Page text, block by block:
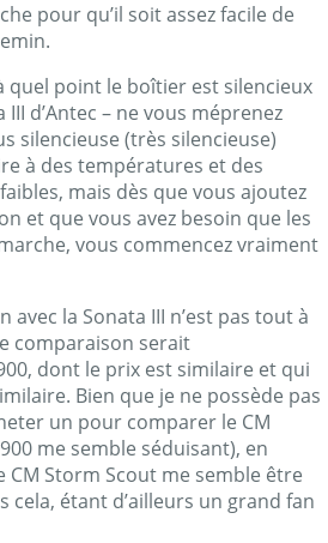
pour qu’il soit assez facile de
quel point le boîtier est silencieux
d’Antec – ne vous méprenez
silencieuse (très silencieuse)
à des températures et des
mais dès que vous ajoutez
et que vous avez besoin que les
vous commencez vraiment
avec la Sonata III n’est pas tout à
comparaison serait
dont le prix est similaire et qui
Bien que je ne possède pas
un pour comparer le CM
me semble séduisant), en
CM Storm Scout me semble être
cela, étant d’ailleurs un grand fan